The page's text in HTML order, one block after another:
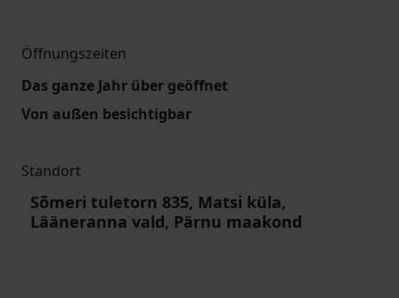
Öffnungszeiten
Das ganze Jahr über geöffnet
Von außen besichtigbar
Standort
Sõmeri tuletorn 835, Matsi küla,
Lääneranna vald, Pärnu maakond